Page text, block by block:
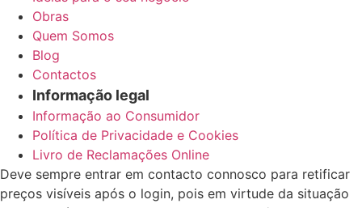
Obras
Quem Somos
Blog
Contactos
Informação legal
Informação ao Consumidor
Política de Privacidade e Cookies
Livro de Reclamações Online
Deve sempre entrar em contacto connosco para retificar
preços visíveis após o login, pois em virtude da situação